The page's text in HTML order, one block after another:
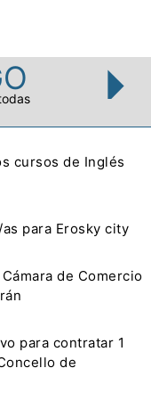
cursos de Inglés
para Erosky city
de Comercio
para contratar 1
de